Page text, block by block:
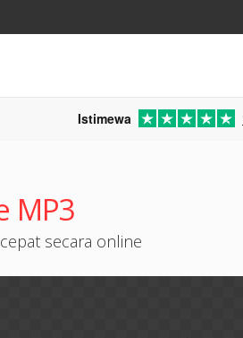
Istimewa
MP3
secara online